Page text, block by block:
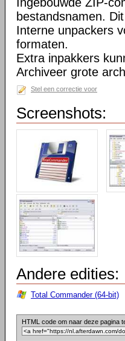
bestandsnamen.
Interne unpackers
formaten.
Extra inpakkers
Archiveer grote
Stel een correctie voor
Screenshots:
Andere edities:
Total Commander (64-bit)
HTML code om naar deze pagina